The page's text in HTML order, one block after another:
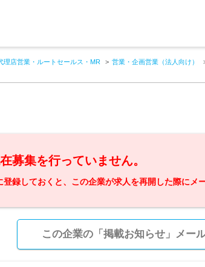
理店営業・ルートセールス・MR 営業・企画営業（法人向け）
募集を行っていません。
登録しておくと、この企業が求人を再開した際にメ
この企業の「掲載お知らせ」メー